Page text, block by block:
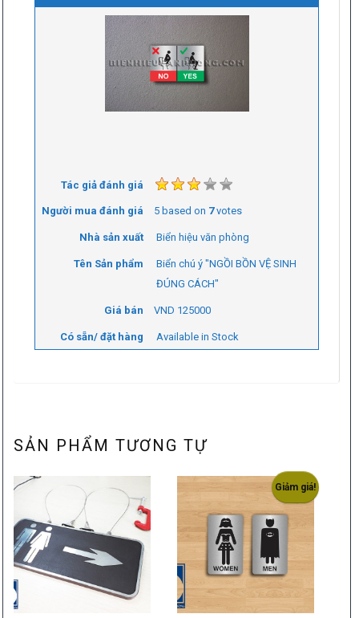
Tác giả đánh giá
Người mua đánh giá 5based on 7votes
Nhà sản xuất Biển hiệu văn phòng
Tên Sản phẩm
Biển chú ý "NGỒI BỒN VỆ SINH
ĐÚNG CÁCH"
Giá bán VND 125000
Có sẵn/ đặt hàng Available in Stock
SẢN PHẨM TƯƠNG TỰ
Giảm giá!